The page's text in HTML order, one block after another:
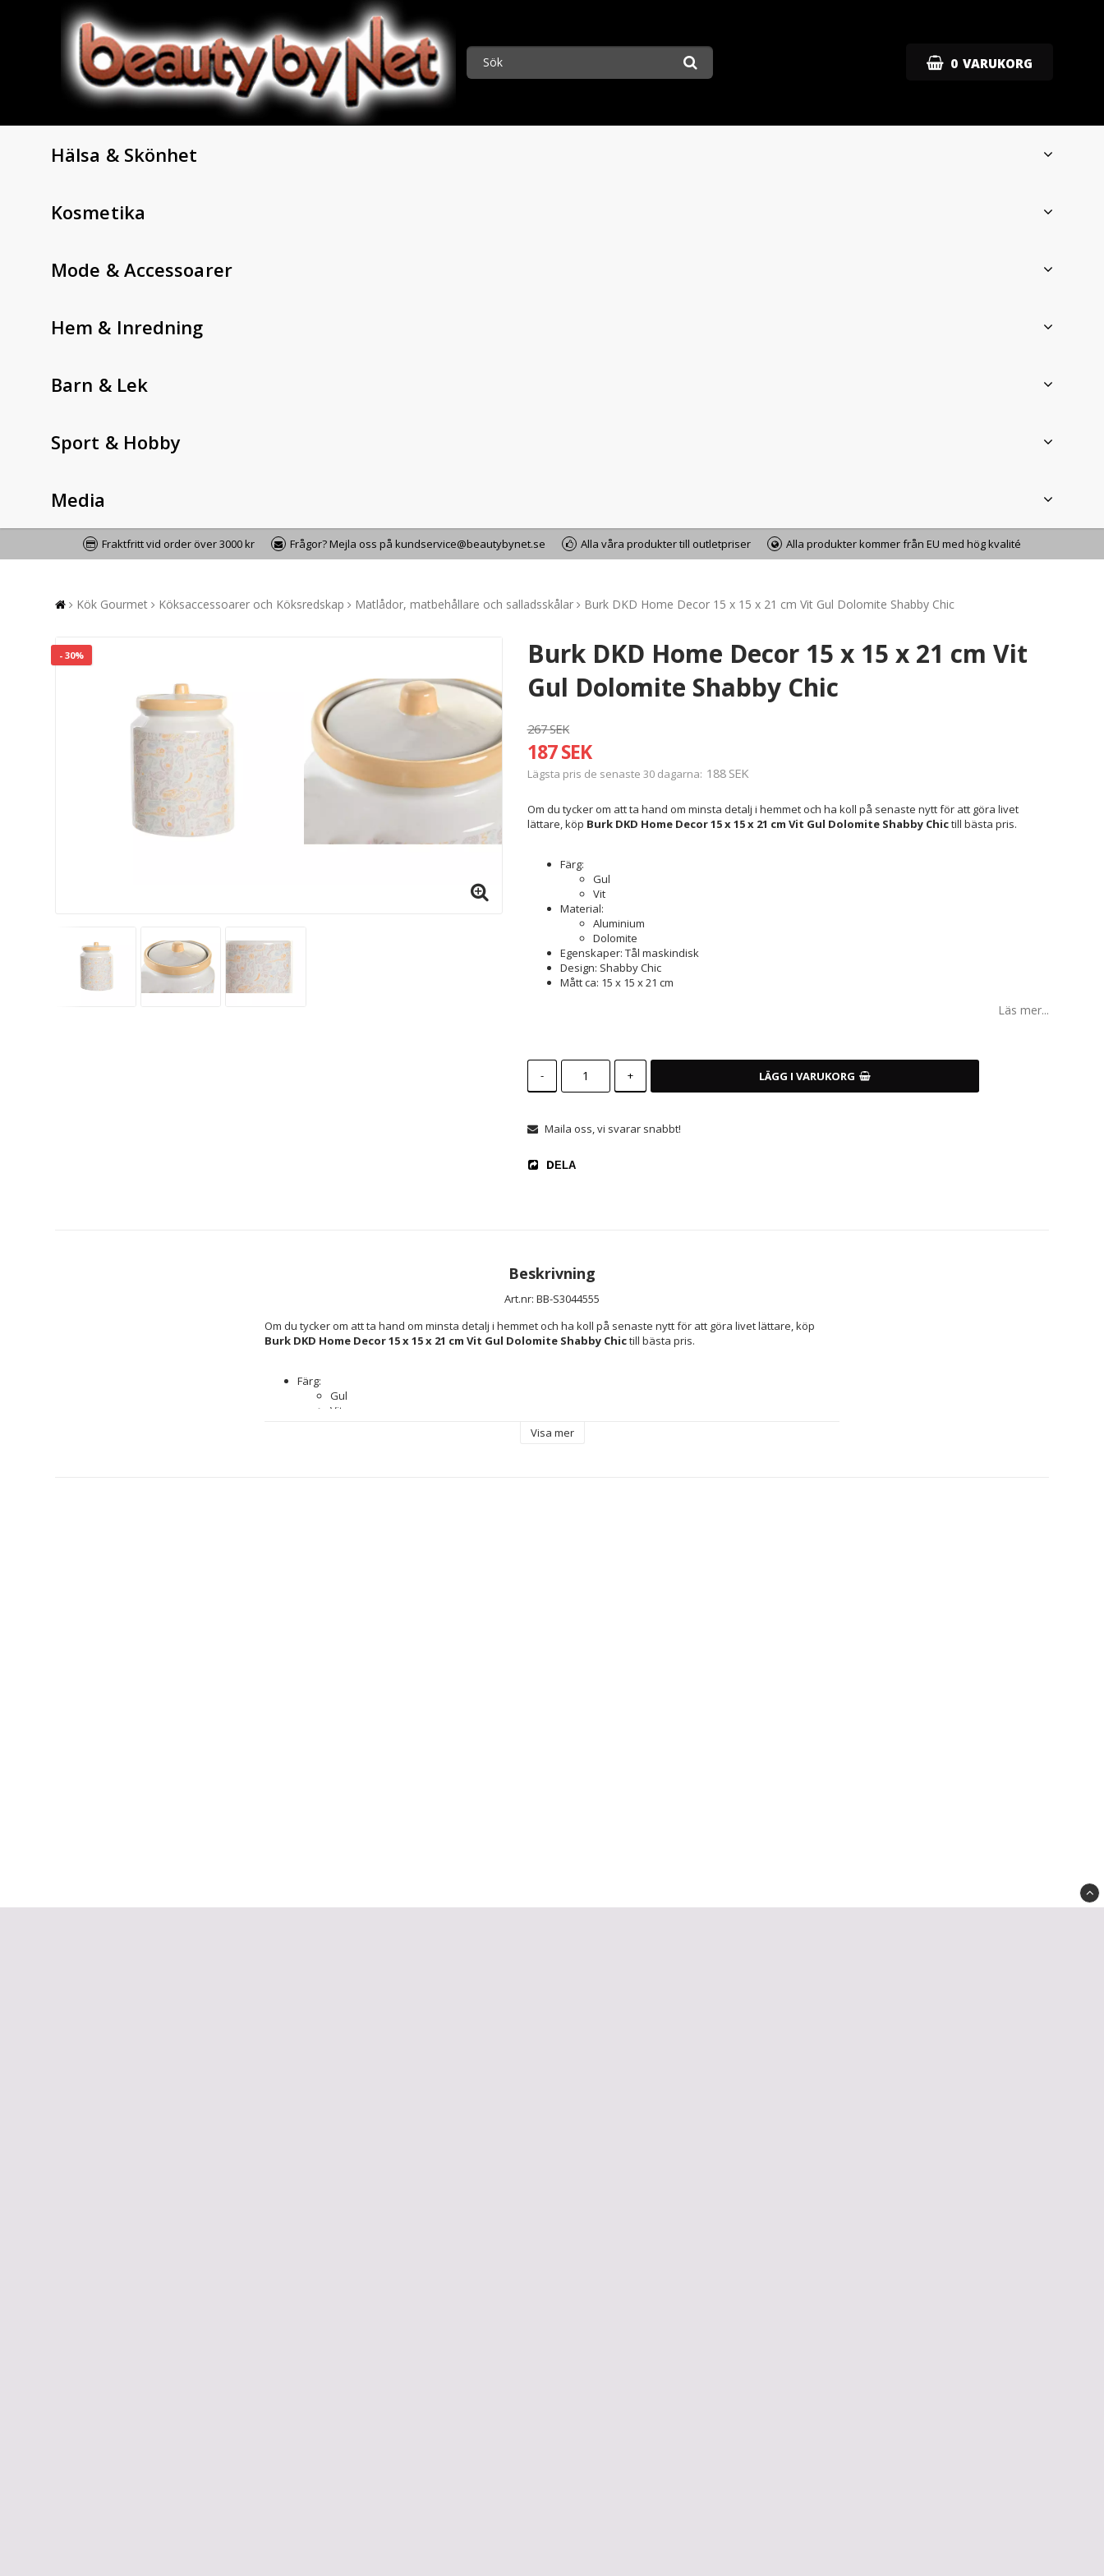
0 VARUKORG
Hälsa & Skönhet
Kosmetika
Mode & Accessoarer
Hem & Inredning
Barn & Lek
Sport & Hobby
Media
Fraktfritt vid order över 3000 kr Frågor? Mejla oss på kundservice@beautybynet.se Alla våra produkter till outletpriser Alla produkter kommer från EU med hög kvalité
Kök Gourmet Köksaccessoarer och Köksredskap Matlådor, matbehållare och salladsskålar Burk DKD Home Decor 15 x 15 x 21 cm Vit Gul Dolomite Shabby Chic
- 30%
Burk DKD Home Decor 15 x 15 x 21 cm Vit
Gul Dolomite Shabby Chic
267 SEK
187 SEK
Lägsta pris de senaste 30 dagarna 188 SEK
Om du tycker om att ta hand om minsta detalj i hemmet och ha koll på senaste nytt för att göra livet
lättare, köp Burk DKD Home Decor 15 x 15 x 21 cm Vit Gul Dolomite Shabby Chictill bästa pris.
Färg:
Gul
Vit
Material:
Aluminium
Dolomite
Egenskaper: Tål maskindisk
Design: Shabby Chic
Mått ca: 15 x 15 x 21 cm
Läs mer...
- + LÄGG I VARUKORG
Maila oss, vi svarar snabbt!
DELA
Beskrivning
Art.nr: BB-S3044555
Burk DKD Home Decor 15 x 15 x 21 cm Vit Gul Dolomite Shabby Chic till bästa pris.
Färg:
Gul
Vit
Visa mer